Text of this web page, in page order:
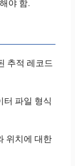
야 함.
추적 레코드
터 파일 형식
위치에 대한